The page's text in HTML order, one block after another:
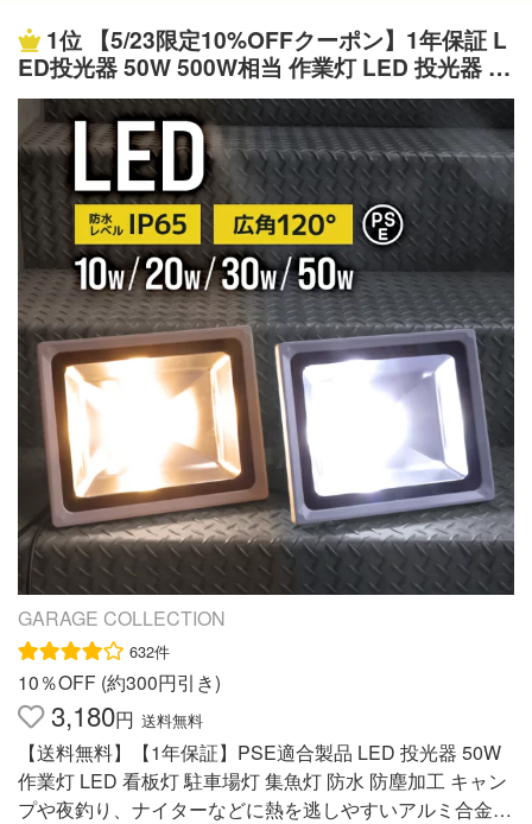
作業、自動車整備、アウトドア、駐車場、倉庫照明、停電
対策、災害対策、 キャンプ、夜釣り、山登り、散歩、夜
間警備、防犯、護身用時に大活躍しています。 商品仕様
商 品 名 LED作業灯 乾電池式 単3形4本使用 商品状態
新品＆未使用 商品番号 YC-N3K JAN（GS1）コード
4571461861838 LEDパワー 10W 全光束（明るさ） 1200l
m 光源数 COB LEDチップ×1 点灯モード Hi・Mid・Lo・S
OS（4モード） LEDパワー 100W 照射角度 120°（広角）
点灯時間 爆光：約4時間以上（市販の新品乾電池使用時）
弱光：最大24時間点灯可（乾電池の種類によって異なる）
防水等級 IP65 使用電池 単三形アルカリ乾電池×4本（別
売） ※充電式ニッケル水素電池も使用可能です。 角度調整
前後180° 防水等級 IP65 サイズ W170.7*H126.53*D44.5m
m 重量 390g(本体) 材質 ABS+PC セット内容 ライト本
体、保証書、取扱説明書 注意事項 ※乾電池は付属しており
ません。 ※充電式ニッケル水素電池も使用可能です。 ※点
灯時間は乾電池の種類によって異なる ※新旧・異種・異な
る銘柄の電池を混用しないでください。 ※製品の改善・改
良などのため、予告なく製品の仕様変更を行うことがあり
ますので、ご了承ください。 ※大量注文の際には最適価格
にて御見積の御用意致します。当店へメールの御問い合わ
せも大歓迎！！
が可能 ●充電はAC100V-240Vでご家庭・海外で充電可能
商品仕様 商 品 名 LED充電式作業灯 商品状態 新品＆未使
用 商品番号 GH12-2 JANコード 4571461860633 LEDチッ
プ 24W 全光束 2400lm 発光色 昼光色(6000K) 光源数 LED
チップ×24 照射角度 120°（広角） 点灯モード HIGH/LOW
（2段階） 使用時間 約12時間 充電時間 約4〜6時間 使用電
池 18650型充電池*3本（品番：LDC-361A） 電池寿命 充
放電サイクル回数：約500回 充電方法 AC充電：AC100V-2
40V 防水等級 防滴仕様 角度調整 前後130〜150°、左右36
0° 材 質 アルミニウム合金 ＋ 強化ガラス ＋ PC 質量 約72
0g(本体) 本体サイズ 約W171.6*H126.8*D45.9mm 化粧箱
サイズ W150*H210*D115mm セット内容 投光器本体、18
650型電池（品番：LDC-361A）*3本、 ACアダプター（品
番：ZC42-A）、保証書、 取扱説明書 注意事項 ※非常に明
るいので直視は危険です！ ※規定の電源で充電してくださ
い。ほかの電圧での充電はやめてください。ほかの電圧で
の充電は、重大な事故の原因となり。非常に危険です。 ※
付属の充電アダプター以外では充電しないでください。充
電不良や、バッテリーの発熱、破裂、発火させるおそれが
あります。 ※パッケージやシール等のデザインと色が写真
と異なる場合が御座いますが機能および品質等は変わりま
せん。 ※予告なくデザインや仕様を変更する場合がござい
ますので、ご了承ください。おすすめポイント ●コードレ
スで持ち運びにも非常に便利！ 持ち手付き軽量タイプで
す！ アウトドアや防災又は夜間作業/家庭用/工事現場等い
つでもどこでも使えます。 地震や台風などの災害で万一
商用電源が停止しても照明機能を保ち、防犯や避難などに
貢献します。 ●自分で取替え可能なバッテリーを採用！ 電
1位
【5/23限定10%OFFクーポン】1年保証 L
ED投光器 50W 500W相当 作業灯 LED 投光器 昼
光色 電球色 壁掛け照明 舞台照明 屋内 屋外 照明
ポータブル投光器 ledライト IP65 看板灯 集魚灯
夜間照明 現場工事 ACコード付 送料無料
GARAGE COLLECTION
632件
10％OFF (約300円引き)
3,180円 送料無料
【送料無料】【1年保証】PSE適合製品 LED 投光器 50W
作業灯 LED 看板灯 駐車場灯 集魚灯 防水 防塵加工 キャン
プや夜釣り、ナイターなどに熱を逃しやすいアルミ合金